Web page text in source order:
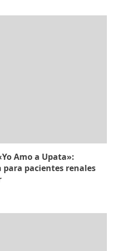
Amo a Upata»:
para pacientes renales